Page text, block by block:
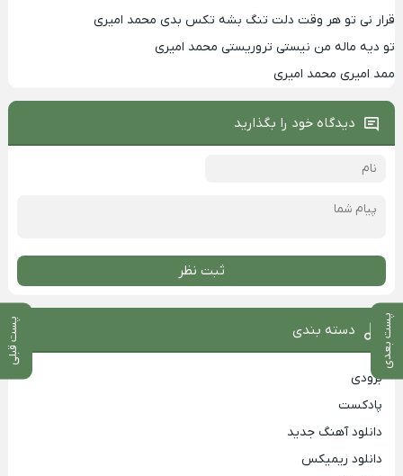
پست بعدی پست قبلی
قرار نی تو هر وقت دلت تنگ بشه تکس بدی محمد امیری
تو دیه ماله من نیستی تروریستی محمد امیری
ممد امیری محمد امیری
دیدگاه خود را بگذارید
ثبت نظر
دسته بندی
بزودی
پادکست
دانلود آهنگ جدید
دانلود ریمیکس